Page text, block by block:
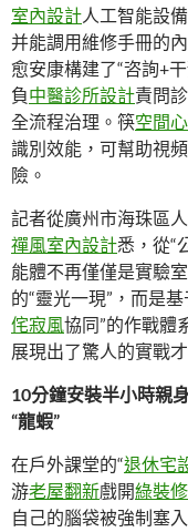
室內設計人工智能設
并能調用維修手冊的
愈安康構建了“咨詢+
負中醫診所設計責問
全流程治理。筷空間
識別效能，可幫助視
險。
記者從廣州市海珠區人
禪風室內設計悉，從“
能體不再僅僅是實驗
的“靈光一現”，而是
侘寂風協同”的作戰體
展現出了驚人的實戰才
10分鐘安裝半小時親
“龍蝦”
在戶外課堂的“退休宅
游老屋翻新戲開綠裝
自己的腦袋被強制塞